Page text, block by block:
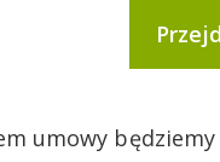
umowy